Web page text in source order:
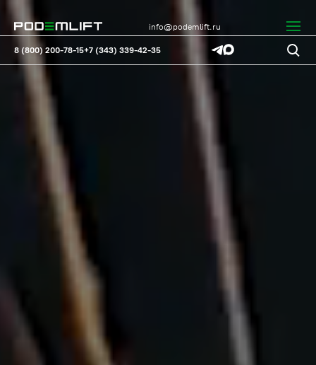
8 (800) 200-78-15+7 (343) 339-42-35
info@podemlift.ru